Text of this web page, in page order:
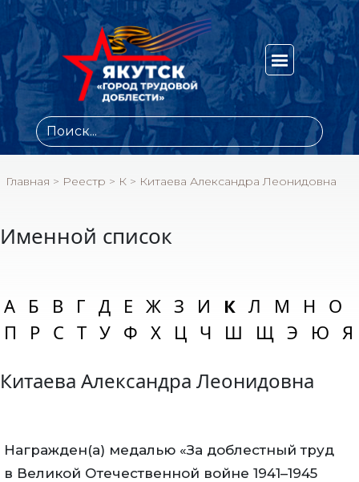
Главная > Реестр > К > Китаева Александра Леонидовна
Именной список
А Б В Г Д Е Ж З И К Л М Н О
П
Р С Т У Ф Х Ц Ч Ш Щ Э Ю Я
Китаева Александра Леонидовна
Награжден(а) медалью «За доблестный труд
в Великой Отечественной войне 1941–1945